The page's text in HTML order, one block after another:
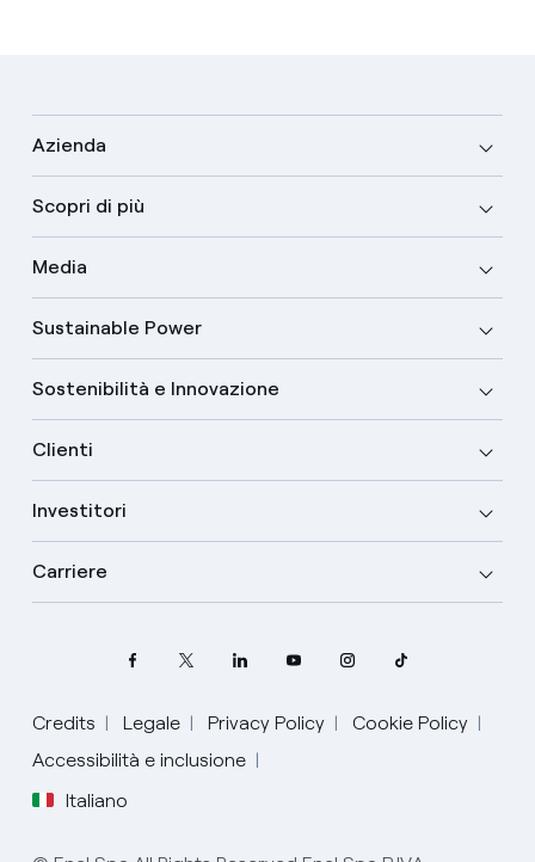
Azienda
Scopri di più
Media
Sustainable Power
Sostenibilità e Innovazione
Clienti
Investitori
Carriere
Credits Legale Privacy Policy
Cookie Policy
Accessibilità e inclusione
Italiano
Seleziona la tua lingua
Inglese